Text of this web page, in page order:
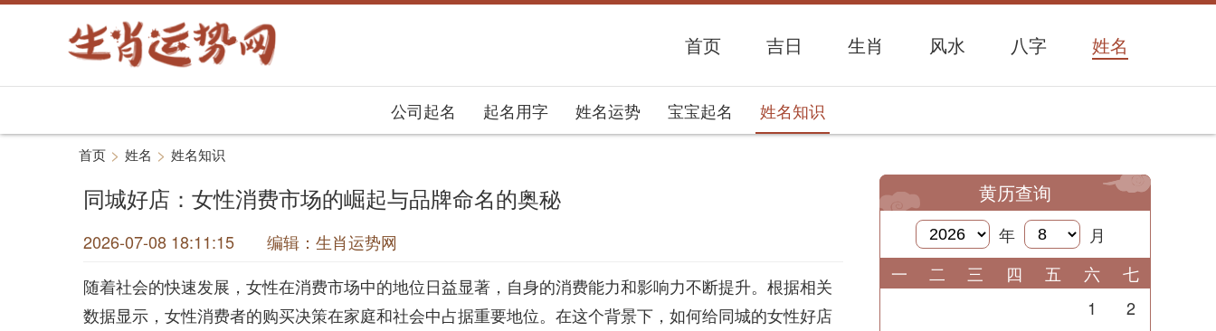
首页 吉日 生肖 风水 八字 姓名
公司起名 起名用字 姓名运势 宝宝起名 姓名知识
首页 > 姓名 > 姓名知识
同城好店：女性消费市场的崛起与品牌命名的奥秘
2026-07-08 18:11:15 编辑：生肖运势网
随着社会的快速发展，女性在消费市场中的地位日益显著，自身的消费能力和影响力不断提升。根据相关
数据显示，女性消费者的购买决策在家庭和社会中占据重要地位。在这个背景下，如何给同城的女性好店
黄历查询
年
月
一
二 三 四 五 六
七
1
2